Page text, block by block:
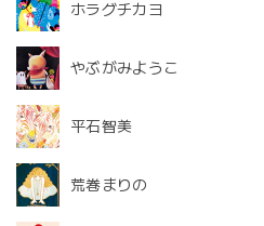
ホラグチカヨ
やぶがみようこ
平石智美
荒巻まりの